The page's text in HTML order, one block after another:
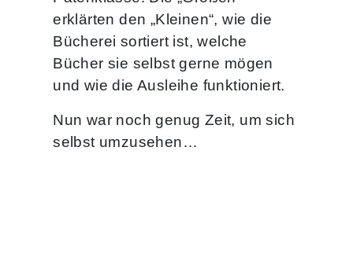
erklärten den „Kleinen“, wie die
Bücherei sortiert ist, welche
Bücher sie selbst gerne mögen
und wie die Ausleihe funktioniert.
Nun war noch genug Zeit, um sich
selbst umzusehen…